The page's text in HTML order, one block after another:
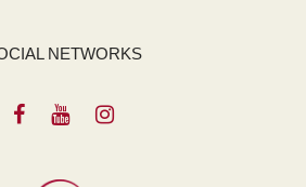
NETWORKS